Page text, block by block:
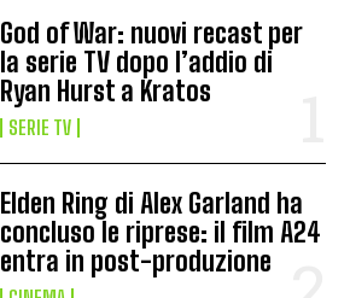
God of War: nuovi recast per
la serie TV dopo l’addio di
Ryan Hurst a Kratos
SERIE TV
Elden Ring di Alex Garland ha
concluso le riprese: il film A24
entra in post-produzione